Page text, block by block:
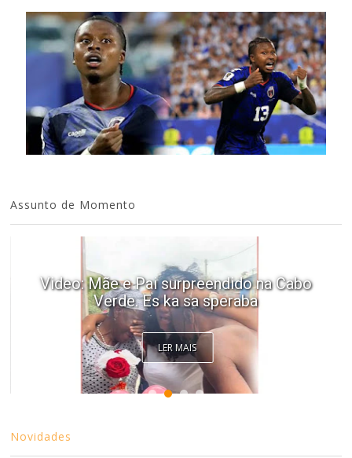
Assunto de Momento
Video: Mãe e Pai surpreendido na Cabo
Verde. Es ka sa speraba
LER MAIS
Novidades